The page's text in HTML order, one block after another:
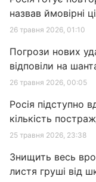
назвав ймовірні
26 травня 2026, 01:10
Погрози нових
відповіли на
26 травня 2026, 00:05
Росія підступно
кількість
25 травня 2026, 23:38
Знищить весь
листя груші від